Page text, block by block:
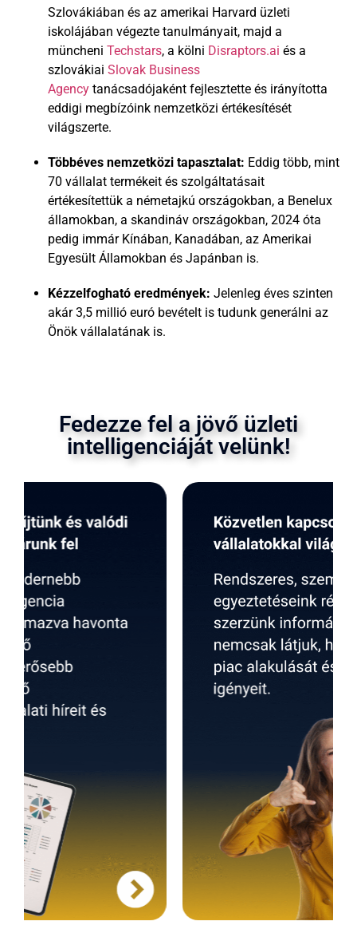
Szlovákiában és az amerikai Harvard üzleti
iskolájában végezte tanulmányait, majd a
müncheni Techstars, a kölni Disraptors.ai és a
szlovákiai Slovak Business
Agency tanácsadójaként fejlesztette és irányította
eddigi megbízóink nemzetközi értékesítését
világszerte.
Többéves nemzetközi tapasztalat: Eddig több, mint
70 vállalat termékeit és szolgáltatásait
értékesítettük a németajkú országokban, a Benelux
államokban, a skandináv országokban, 2024 óta
pedig immár Kínában, Kanadában, az Amerikai
Egyesült Államokban és Japánban is.
Kézzelfogható eredmények: Jelenleg éves szinten
akár 3,5 millió euró bevételt is tudunk generálni az
Önök vállalatának is.
Fedezze fel a jövő üzleti
intelligenciáját velünk!